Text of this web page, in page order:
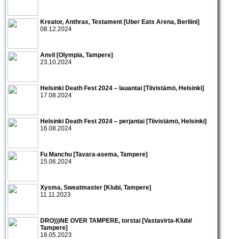
Kreator, Anthrax, Testament [Uber Eats Arena, Berliini]
08.12.2024
Anvil [Olympia, Tampere]
23.10.2024
Helsinki Death Fest 2024 – lauantai [Tiivistämö, Helsinki]
17.08.2024
Helsinki Death Fest 2024 – perjantai [Tiivistämö, Helsinki]
16.08.2024
Fu Manchu [Tavara-asema, Tampere]
15.06.2024
Xysma, Sweatmaster [Klubi, Tampere]
11.11.2023
DRO)))NE OVER TAMPERE, torstai [Vastavirta-Klubi/
Tampere]
18.05.2023